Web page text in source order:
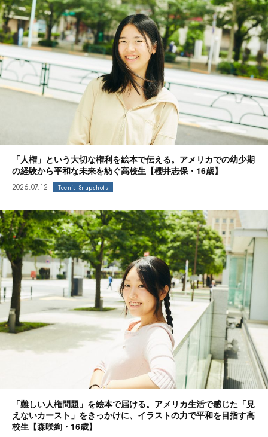
「人権」という大切な権利を絵本で伝える。アメリカでの幼少期
の経験から平和な未来を紡ぐ高校生【櫻井志保・16歳】
2026.07.12 Teen's Snapshots
「難しい人権問題」を絵本で届ける。アメリカ生活で感じた「見
えないカースト」をきっかけに、イラストの力で平和を目指す高
校生【森咲絢・16歳】